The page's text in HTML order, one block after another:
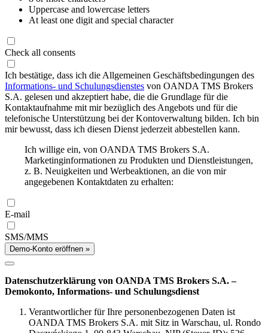
Uppercase and lowercase letters
At least one digit and special character
Check all consents
Ich bestätige, dass ich die Allgemeinen Geschäftsbedingungen des
Informations- und Schulungsdienstes von OANDA TMS Brokers
S.A. gelesen und akzeptiert habe, die die Grundlage für die
Kontaktaufnahme mit mir bezüglich des Angebots und für die
telefonische Unterstützung bei der Kontoverwaltung bilden. Ich bin
mir bewusst, dass ich diesen Dienst jederzeit abbestellen kann.
Ich willige ein, von OANDA TMS Brokers S.A.
Marketinginformationen zu Produkten und Dienstleistungen,
z. B. Neuigkeiten und Werbeaktionen, an die von mir
angegebenen Kontaktdaten zu erhalten:
E-mail
SMS/MMS
Demo-Konto eröffnen »
Datenschutzerklärung von OANDA TMS Brokers S.A. –
Demokonto, Informations- und Schulungsdienst
Verantwortlicher für Ihre personenbezogenen Daten ist
OANDA TMS Brokers S.A. mit Sitz in Warschau, ul. Rondo